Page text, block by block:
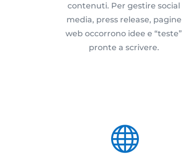
contenuti. Per gestire social
media, press release, pagine
web occorrono idee e “teste”
pronte a scrivere.
